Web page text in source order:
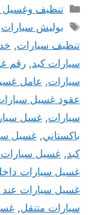
التصنيفات
تنظيف وغسيل
الوسوم
بوليش سيارات
تنظيف سيارات,
سيارات كبد, رقم
سيارات, عامل
عقود غسيل
سيارات, غسل
باكستاني, غسيل
كبد, غسيل سيارات
غسيل سيارات
غسيل سيارات عند
سيارات متنقل,